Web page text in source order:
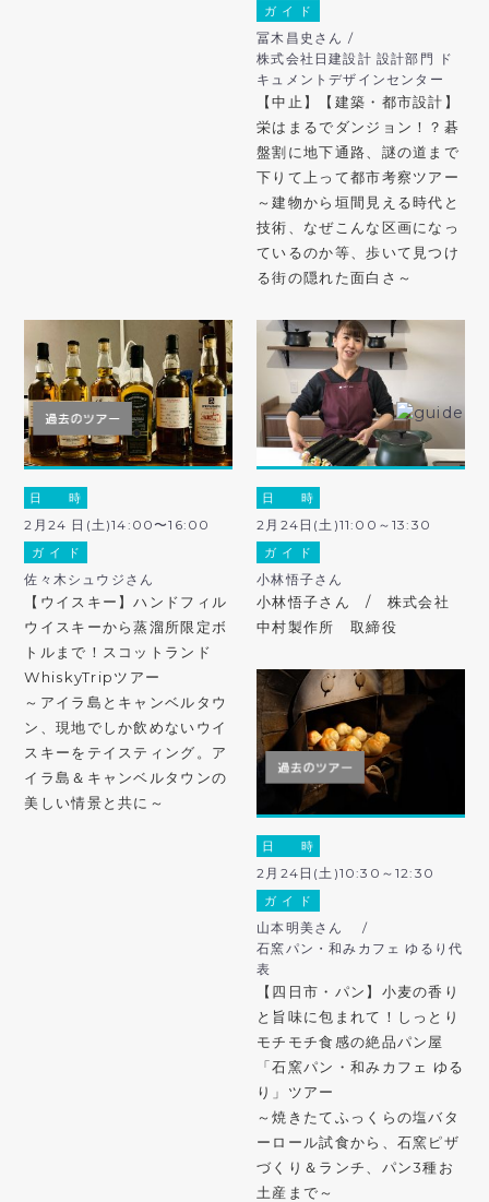
ガ イ ド
冨木昌史さん /
株式会社日建設計 設計部門 ド
キュメントデザインセンター
【中止】【建築・都市設計】
栄はまるでダンジョン！？碁
盤割に地下通路、謎の道まで
下りて上って都市考察ツアー
～建物から垣間見える時代と
技術、なぜこんな区画になっ
ているのか等、歩いて見つけ
る街の隠れた面白さ～
日 時
2月24 日(土)14:00〜16:00
ガ イ ド
佐々木シュウジさん
【ウイスキー】ハンドフィル
ウイスキーから蒸溜所限定ボ
トルまで！スコットランド
WhiskyTripツアー
～アイラ島とキャンベルタウ
ン、現地でしか飲めないウイ
スキーをテイスティング。ア
イラ島＆キャンベルタウンの
美しい情景と共に～
日 時
2月24日(土)11:00～13:30
ガ イ ド
小林悟子さん
小林悟子さん / 株式会社
中村製作所 取締役
日 時
2月24日(土)10:30～12:30
ガ イ ド
山本明美さん /
石窯パン・和みカフェ ゆるり代
表
【四日市・パン】小麦の香り
と旨味に包まれて！しっとり
モチモチ食感の絶品パン屋
「石窯パン・和みカフェ ゆる
り」ツアー
～焼きたてふっくらの塩バタ
ーロール試食から、石窯ピザ
づくり＆ランチ、パン3種お
土産まで～